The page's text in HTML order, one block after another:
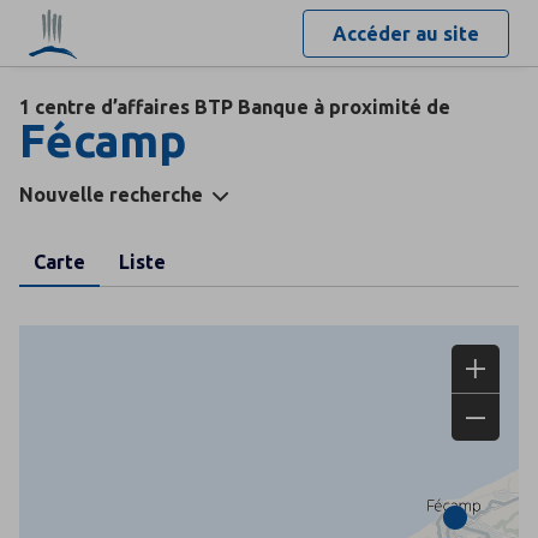
Accéder au site
1 centre d’affaires BTP Banque à proximité de
Fécamp
Nouvelle recherche
Carte Liste